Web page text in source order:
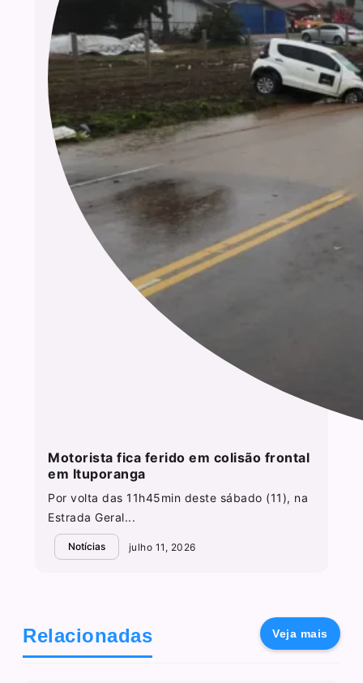
Motorista fica ferido em colisão frontal
em Ituporanga
Por volta das 11h45min deste sábado (11), na
Estrada Geral...
Notícias julho 11, 2026
Relacionadas Veja mais